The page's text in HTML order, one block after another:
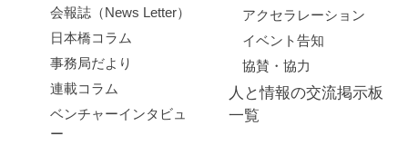
会報誌（News Letter）
日本橋コラム
事務局だより
連載コラム
ベンチャーインタビュ
ー
アクセラレーション
イベント告知
協賛・協力
人と情報の交流掲示板
一覧